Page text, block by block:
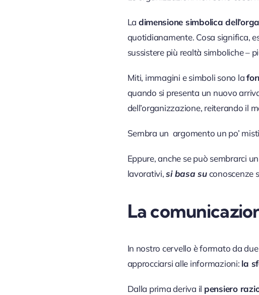
La dimensione simbolica
quotidianamente. Cosa significa,
sussistere più realtà simboliche –
Miti, immagini e simboli sono la
quando si presenta un nuovo
dell’organizzazione, reiterando il
Sembra un argomento un po’
Eppure, anche se può sembrarci
lavorativi,si basa suconoscenze
La
In nostro cervello è formato da
approcciarsi alle informazioni: la
Dalla prima deriva il pensiero